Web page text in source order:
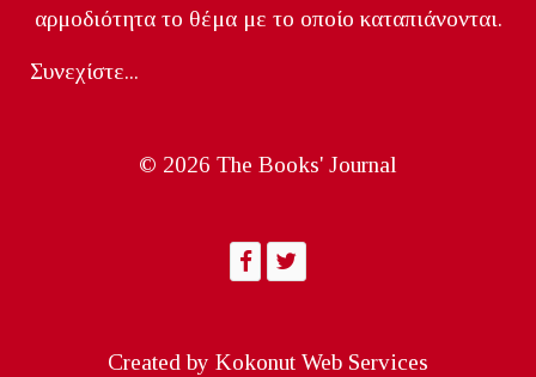
αρμοδιότητα το θέμα με το οποίο καταπιάνονται.
Συνεχίστε...
© 2026 The Books' Journal
Created by Kokonut Web Services